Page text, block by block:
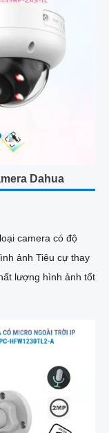
Dahua
ảnh Tiêu cự thay
lượng hình ảnh tốt